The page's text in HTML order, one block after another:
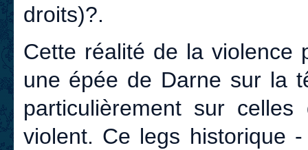
droits)?.
Cette réalité de la violence
une épée de Darne sur la
particulièrement sur
violent. Ce legs historique